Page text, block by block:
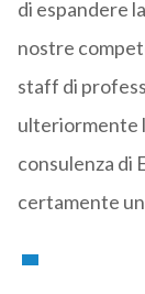
di espandere
nostre
staff di
ulteriormente
consulenza di
certamente